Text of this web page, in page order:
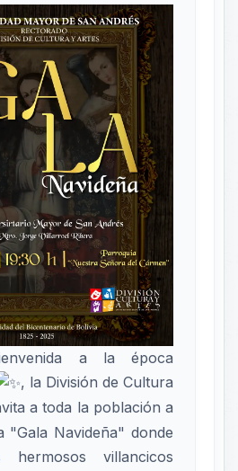
a la época
, la División de Cultura
a toda la población a
"Gala Navideña" donde
hermosos villancicos